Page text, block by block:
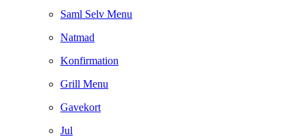
Saml Selv Menu
Natmad
Konfirmation
Grill Menu
Gavekort
Jul